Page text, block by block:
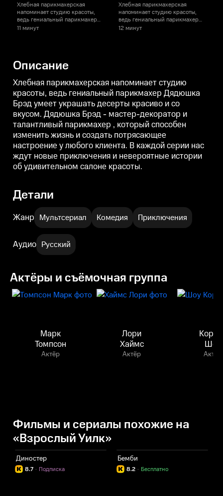
Хлебная парикмахерская
напоминает студию красоты,
ведь гениальный парикмахер
Дядюшка Брэд умеет украшать
парикмахер , который способен
изменить жизнь и создать
потрясающее настроение у
любого клиента. В каждой
серии нас ждут новые
приключения и невероятные
истории об удивительном
салоне красоты.
11 минут
Хлебная парикмахерская
напоминает студию красоты,
ведь гениальный парикмахер
Дядюшка Брэд умеет украшать
потрясающее настроение у
любого клиента. В каждой
серии нас ждут новые
приключения и невероятные
истории об удивительном
салоне красоты.
12 минут
Описание
Хлебная парикмахерская напоминает студию
красоты, ведь гениальный парикмахер Дядюшка
Брэд умеет украшать десерты красиво и со
вкусом. Дядюшка Брэд - мастер-декоратор и
талантливый парикмахер , который способен
изменить жизнь и создать потрясающее
настроение у любого клиента. В каждой серии нас
ждут новые приключения и невероятные истории
об удивительном салоне красоты.
Детали
Жанр Мультсериал Комедия Приключения
Аудио Русский
Актёры и съёмочная группа
Марк
Томпсон
Актёр
Лори
Хаймс
Актёр
Шоу
Актёр
Фильмы и сериалы похожие на
«Взрослый Уилк»
Диностер
8.7 Подписка
·
Бемби
8.2 Бесплатно
·